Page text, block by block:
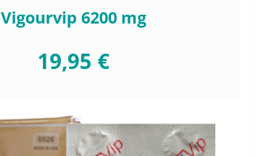
Vigourvip 6200 mg
19,95 €